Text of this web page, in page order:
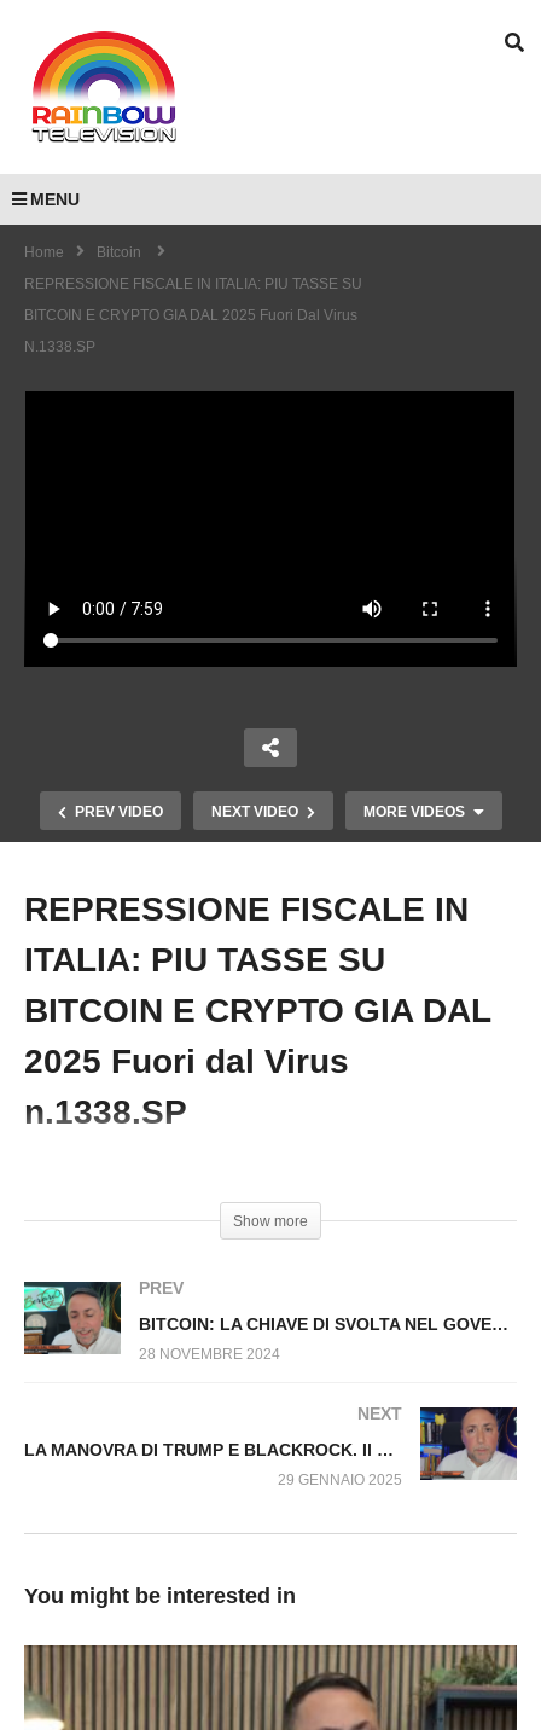
MENU
Home
Bitcoin
REPRESSIONE FISCALE IN ITALIA: PIU TASSE SU
BITCOIN E CRYPTO GIA DAL 2025 Fuori Dal Virus
N.1338.SP
PREV VIDEO NEXT VIDEO MORE VIDEOS
Copy Embed Code
L’EUROPA SI STA PREPARANDO A UN
ECONOMIA DI GUERRA? Fuori dal Virus
n.1313.SP
REPRESSIONE FISCALE IN
ITALIA: PIU TASSE SU
BITCOIN E CRYPTO GIA DAL
2025 Fuori dal Virus
n.1338.SP
Show more
PREV
BITCOIN: LA CHIAVE DI SVOLTA NEL GOVERNO DEGLI STATI UNITI D’AMERICA? Fuori dal Virus n.1315.SP
28 NOVEMBRE 2024
NEXT
LA MANOVRA DI TRUMP E BLACKROCK. Il PIANO USA PER SALVARE IL DOLLARO Fuori dal Virus n.1375.SP
29 GENNAIO 2025
You might be interested in